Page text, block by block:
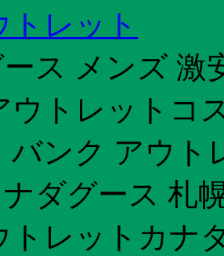
トレット
ス メンズ 激
ウトレットコ
バンク アウト
ダグース 札
トレットカナ